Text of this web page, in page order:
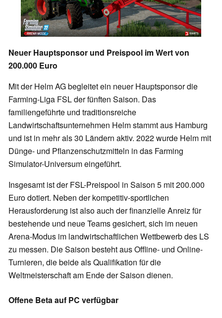
Neuer Hauptsponsor und Preispool im Wert von
200.000 Euro
Mit der Helm AG begleitet ein neuer Hauptsponsor die
Farming-Liga FSL der fünften Saison. Das
familiengeführte und traditionsreiche
Landwirtschaftsunternehmen Helm stammt aus Hamburg
und ist in mehr als 30 Ländern aktiv. 2022 wurde Helm mit
Dünge- und Pflanzenschutzmitteln in das Farming
Simulator-Universum eingeführt.
Insgesamt ist der FSL-Preispool in Saison 5 mit 200.000
Euro dotiert. Neben der kompetitiv-sportlichen
Herausforderung ist also auch der finanzielle Anreiz für
bestehende und neue Teams gesichert, sich im neuen
Arena-Modus im landwirtschaftlichen Wettbewerb des LS
zu messen. Die Saison besteht aus Offline- und Online-
Turnieren, die beide als Qualifikation für die
Weltmeisterschaft am Ende der Saison dienen.
Offene Beta auf PC verfügbar